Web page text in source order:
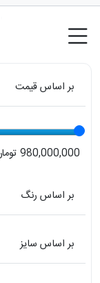
بر اساس قیمت
980,000,000 تومان
بر اساس رنگ
بر اساس سایز